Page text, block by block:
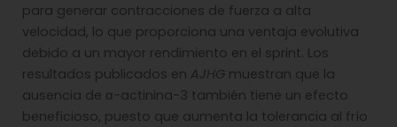
para generar contracciones de fuerza a alta
velocidad, lo que proporciona una ventaja evolutiva
debido a un mayor rendimiento en el sprint. Los
resultados publicados en AJHG muestran que la
ausencia de α-actinina-3 también tiene un efecto
beneficioso, puesto que aumenta la tolerancia al frío